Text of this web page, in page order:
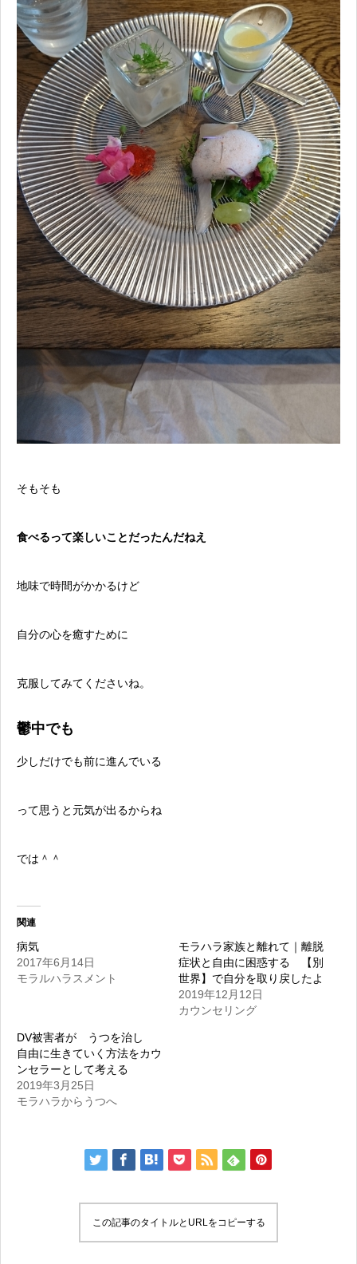
そもそも
食べるって楽しいことだったんだねえ
地味で時間がかかるけど
自分の心を癒すために
克服してみてくださいね。
鬱中でも
少しだけでも前に進んでいる
って思うと元気が出るからね
では＾＾
関連
病気
2017年6月14日
モラルハラスメント
モラハラ家族と離れて｜離脱
症状と自由に困惑する 【別
世界】で自分を取り戻したよ
2019年12月12日
カウンセリング
DV被害者が うつを治し
自由に生きていく方法をカウ
ンセラーとして考える
2019年3月25日
モラハラからうつへ
この記事のタイトルとURLをコピーする